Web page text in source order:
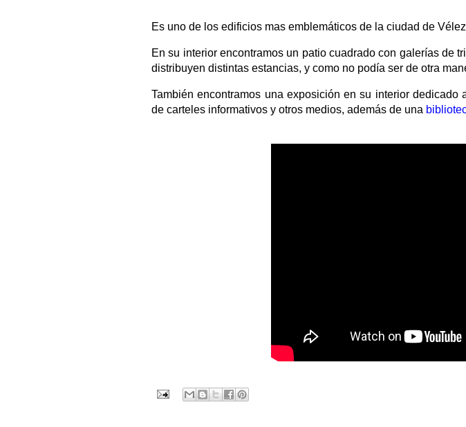
Es uno de los edificios mas emblemáticos de la ciudad de
En su interior encontramos un patio cuadrado con galerías de
distribuyen distintas estancias, y como no podía ser de otra
También encontramos una exposición en su interior dedicado
de carteles informativos y otros medios, además de una